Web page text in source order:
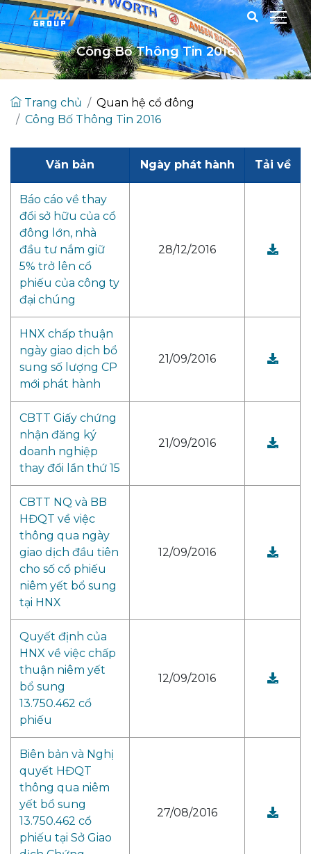
Công Bố Thông Tin 2016
Trang chủ
Quan hệ cổ đông
Công Bố Thông Tin 2016
Văn bản Ngày phát hành Tải về
Báo cáo về thay
đổi sở hữu của cổ
đông lớn, nhà
đầu tư nắm giữ
5% trở lên cổ
phiếu của công ty
đại chúng
28/12/2016
HNX chấp thuận
ngày giao dịch bổ
sung số lượng CP
mới phát hành
21/09/2016
CBTT Giấy chứng
nhận đăng ký
doanh nghiệp
thay đổi lần thứ 15
21/09/2016
CBTT NQ và BB
HĐQT về việc
thông qua ngày
giao dịch đầu tiên
cho số cổ phiếu
niêm yết bổ sung
tại HNX
12/09/2016
Quyết định của
HNX về việc chấp
thuận niêm yết
bổ sung
13.750.462 cổ
phiếu
12/09/2016
Biên bản và Nghị
quyết HĐQT
thông qua niêm
yết bổ sung
13.750.462 cổ
phiếu tại Sở Giao
27/08/2016